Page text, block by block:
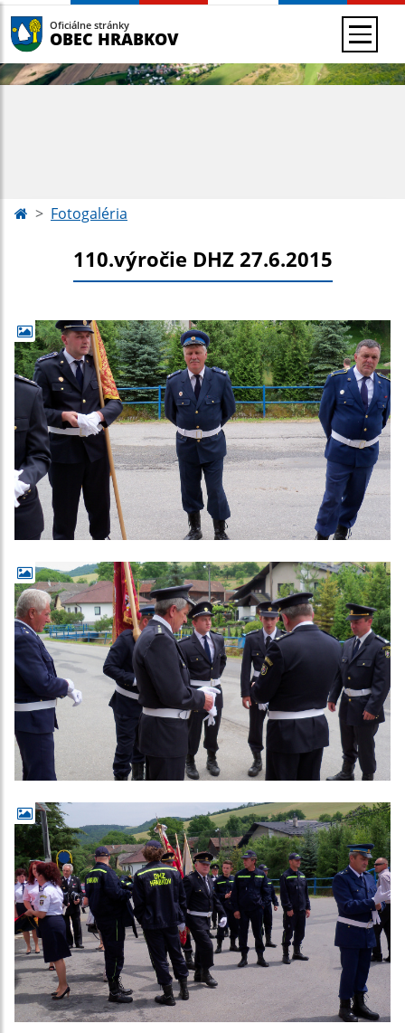
Oficiálne stránky
OBEC HRABKOV
Fotogaléria
110.výročie DHZ 27.6.2015